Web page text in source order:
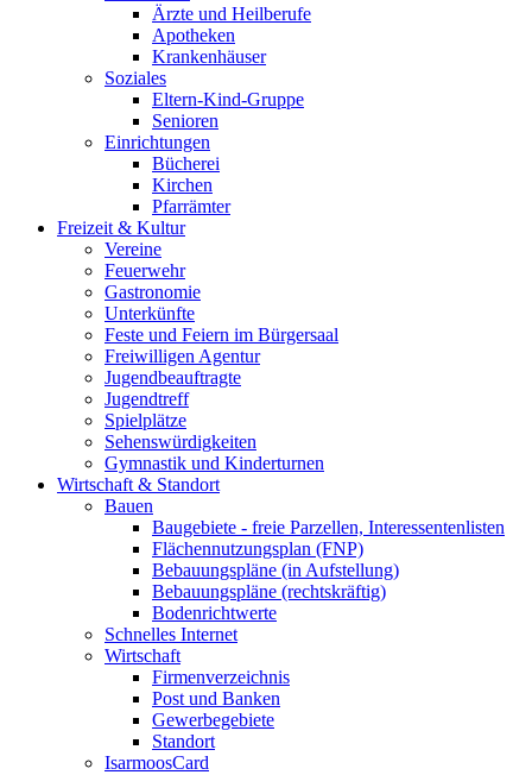
Ärzte und Heilberufe
Apotheken
Krankenhäuser
Soziales
Eltern-Kind-Gruppe
Senioren
Einrichtungen
Bücherei
Kirchen
Pfarrämter
Freizeit & Kultur
Vereine
Feuerwehr
Gastronomie
Unterkünfte
Feste und Feiern im Bürgersaal
Freiwilligen Agentur
Jugendbeauftragte
Jugendtreff
Spielplätze
Sehenswürdigkeiten
Gymnastik und Kinderturnen
Wirtschaft & Standort
Bauen
Baugebiete - freie Parzellen, Interessentenlisten
Flächennutzungsplan (FNP)
Bebauungspläne (in Aufstellung)
Bebauungspläne (rechtskräftig)
Bodenrichtwerte
Schnelles Internet
Wirtschaft
Firmenverzeichnis
Post und Banken
Gewerbegebiete
Standort
IsarmoosCard